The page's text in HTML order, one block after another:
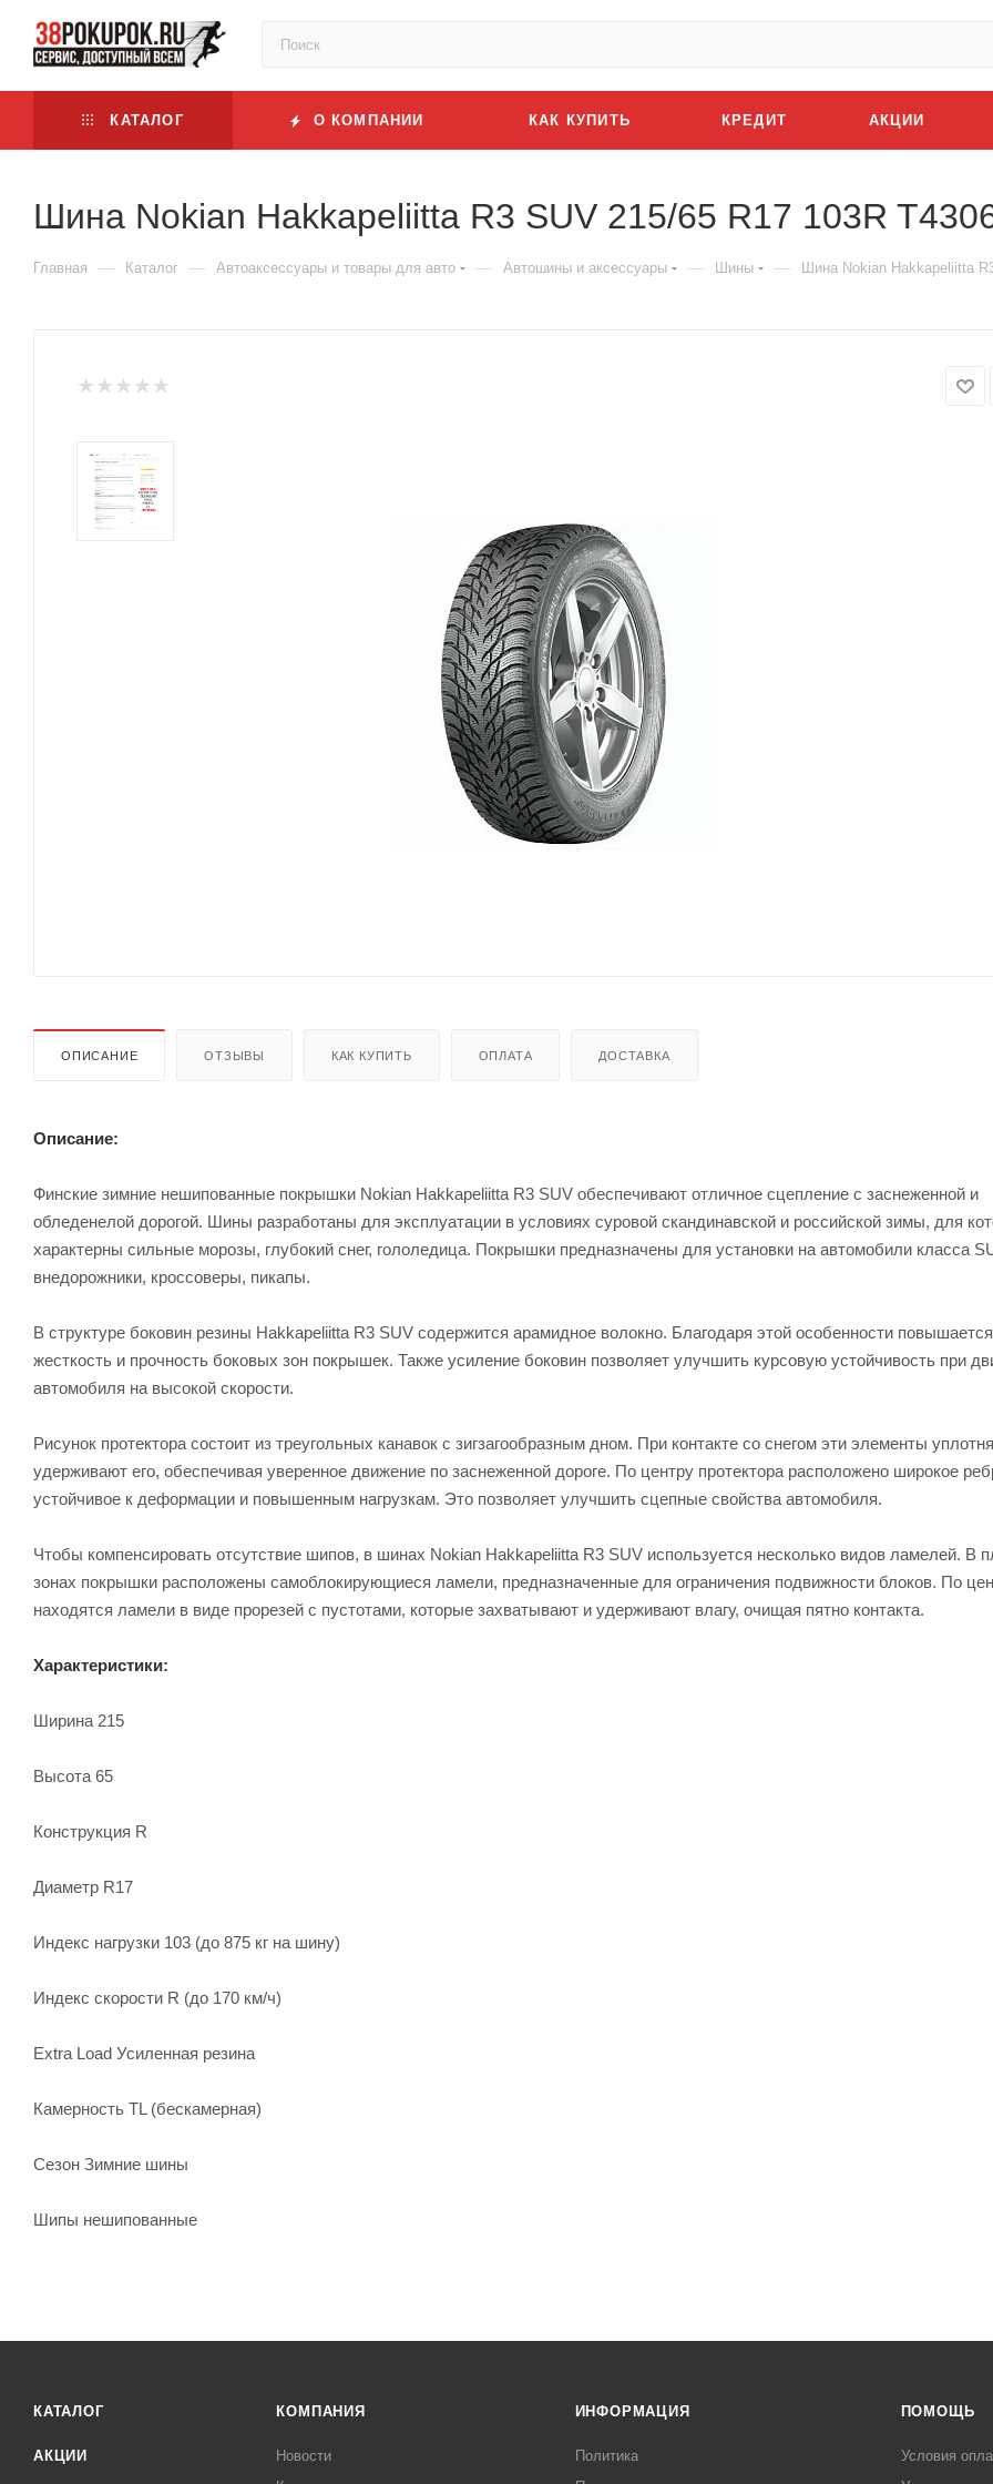
КАТАЛОГ О КОМПАНИИ КАК КУПИТЬ КРЕДИТ АКЦИИ
Шина Nokian Hakkapeliitta R3 SUV 215/65 R17 103R
Главная — Каталог — Автоаксессуары и товары для авто — Автошины и аксессуары — Шины — Шина Nokian Hakkapeliitta
ОПИСАНИЕ ОТЗЫВЫ КАК КУПИТЬ ОПЛАТА ДОСТАВКА
Описание:
Финские зимние нешипованные покрышки Nokian Hakkapeliitta R3 SUV обеспечивают отличное сцепление с заснеженной и
обледенелой дорогой. Шины разработаны для эксплуатации в условиях суровой скандинавской и российской зимы, для
характерны сильные морозы, глубокий снег, гололедица. Покрышки предназначены для установки на автомобили класса
внедорожники, кроссоверы, пикапы.
В структуре боковин резины Hakkapeliitta R3 SUV содержится арамидное волокно. Благодаря этой особенности повышается
жесткость и прочность боковых зон покрышек. Также усиление боковин позволяет улучшить курсовую устойчивость при
автомобиля на высокой скорости.
Рисунок протектора состоит из треугольных канавок с зигзагообразным дном. При контакте со снегом эти элементы
удерживают его, обеспечивая уверенное движение по заснеженной дороге. По центру протектора расположено широкое
устойчивое к деформации и повышенным нагрузкам. Это позволяет улучшить сцепные свойства автомобиля.
Чтобы компенсировать отсутствие шипов, в шинах Nokian Hakkapeliitta R3 SUV используется несколько видов ламелей. В
зонах покрышки расположены самоблокирующиеся ламели, предназначенные для ограничения подвижности блоков. По
находятся ламели в виде прорезей с пустотами, которые захватывают и удерживают влагу, очищая пятно контакта.
Характеристики:
Ширина 215
Высота 65
Конструкция R
Диаметр R17
Индекс нагрузки 103 (до 875 кг на шину)
Индекс скорости R (до 170 км/ч)
Extra Load Усиленная резина
Камерность TL (бескамерная)
Сезон Зимние шины
Шипы нешипованные
КАТАЛОГ
АКЦИИ
КОМПАНИЯ
Новости
ИНФОРМАЦИЯ
Политика
ПОМОЩЬ
Условия